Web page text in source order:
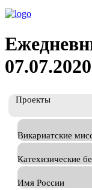
07.07.2020
Проекты
Викариатские
Катехизические
Имя России